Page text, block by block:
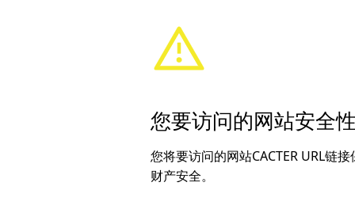
您要访问的网站安全
您将要访问的网站CACTER URL链
财产安全。